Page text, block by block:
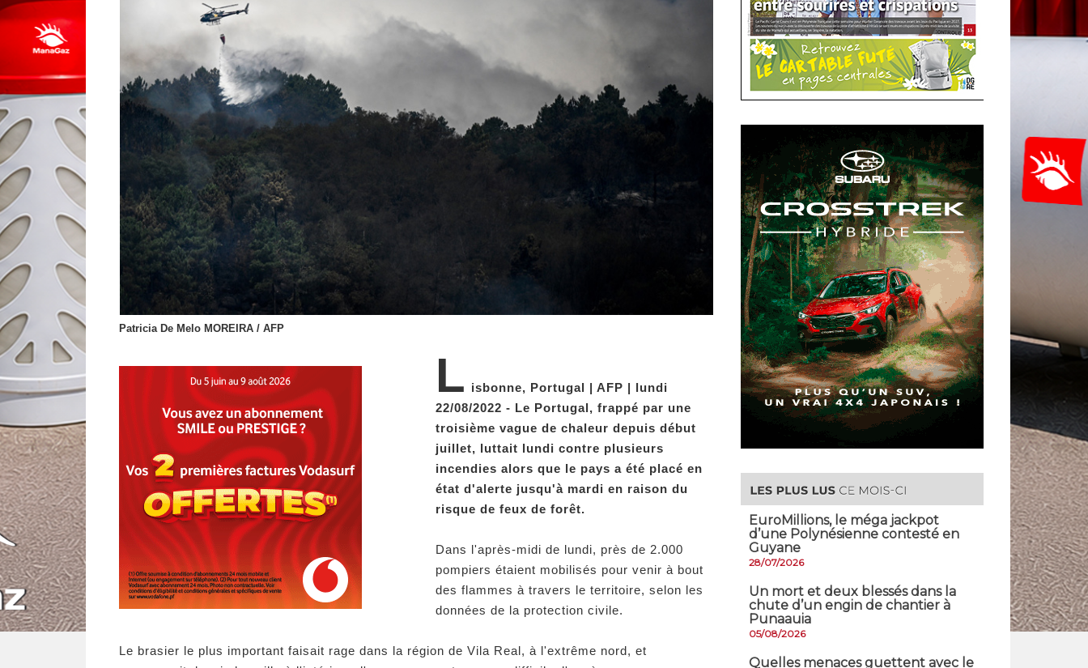
Patricia De Melo MOREIRA / AFP
L isbonne, Portugal | AFP | lundi
22/08/2022 - Le Portugal, frappé par une
troisième vague de chaleur depuis début
juillet, luttait lundi contre plusieurs
incendies alors que le pays a été placé en
état d'alerte jusqu'à mardi en raison du
risque de feux de forêt.
Dans l'après-midi de lundi, près de 2.000
pompiers étaient mobilisés pour venir à bout
des flammes à travers le territoire, selon les
données de la protection civile.
Le brasier le plus important faisait rage dans la région de Vila Real, à l'extrême nord, et
EuroMillions, ​le méga jackpot
d’une Polynésienne contesté en
Guyane
28/07/2026
​Un mort et deux blessés dans la
chute d’un engin de chantier à
Punaauia
05/08/2026
Quelles menaces guettent avec le